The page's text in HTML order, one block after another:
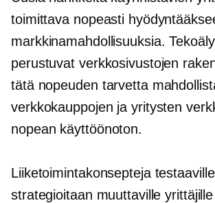
toimittava nopeasti
markkinamahdollisuuksia.
perustuvat verkkosivustojen
tätä nopeuden tarvetta
verkkokauppojen ja yritysten
nopean käyttöönoton.
Liiketoimintakonsepteja
strategioitaan muuttaville